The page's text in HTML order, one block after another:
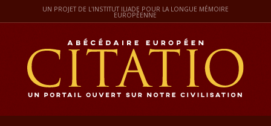
UN PROJET DE L'INSTITUT ILIADE POUR LA LONGUE MÉMOIRE
EUROPÉENNE